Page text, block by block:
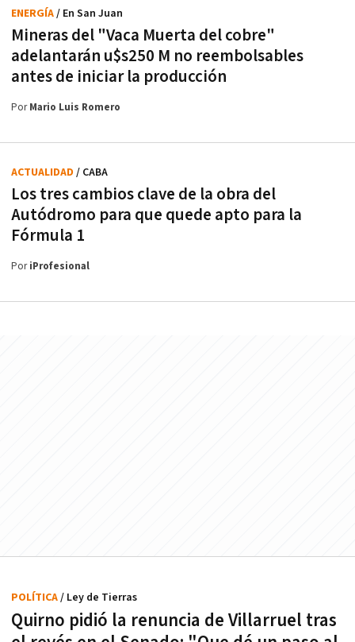
Mineras del "Vaca Muerta del cobre"
adelantarán u$s250 M no reembolsables
antes de iniciar la producción
ENERGÍA/ En San Juan
PorMario Luis Romero
Los tres cambios clave de la obra del
Autódromo para que quede apto para la
Fórmula 1
ACTUALIDAD / CABA
PoriProfesional
Quirno pidió la renuncia de Villarruel tras
POLÍTICA/ Ley de Tierras